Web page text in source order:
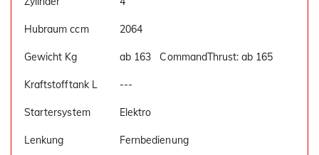
Hubraum ccm 2064
Gewicht Kg ab 163 CommandThrust: ab 165
Kraftstofftank L ---
Startersystem Elektro
Lenkung Fernbedienung